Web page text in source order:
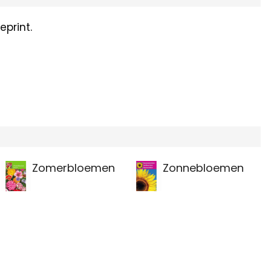
Zomerbloemen Zonnebloemen